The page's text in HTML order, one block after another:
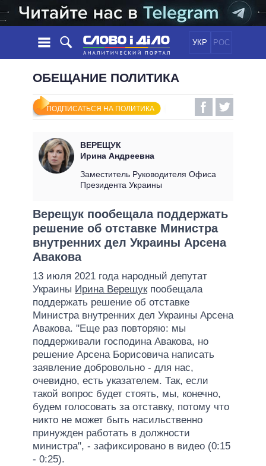
УКР РОС
НОВОСТИ
ЛЕНТА
СОБЫТИЯ
СТАТЬИ
МНЕНИЯ
ОБЗОРЫ
ДАЙДЖЕСТЫ
ПОЛИТИКА
ЭКОНОМИКА
МИР
ОБЕЩАНИЯ
ВСЕ ПОЛИТИКИ
ПРЕЗИДЕНТ И ОФИС
ВЕРХОВНАЯ РАДА
ГЛАВЫ ОБЛАДМИНИСТРАЦИЙ
МЭРЫ
ВСЕ ПЕРСОНЫ
ИНФОГРАФИКА
ВИДЕО
СРАВНЕНИЕ ПОЛИТИКОВ
ОБЕЩАНИЕ ПОЛИТИКА
ПОДПИСАТЬСЯ НА ПОЛИТИКА
ВЕРЕЩУК
Ирина Андреевна
Заместитель Руководителя Офиса
Президента Украины
Верещук пообещала поддержать
решение об отставке Министра
внутренних дел Украины Арсена
Авакова
13 июля 2021 года народный депутат
Украины Ирина Верещукпообещала
поддержать решение об отставке
Министра внутренних дел Украины Арсена
Авакова. "Еще раз повторяю: мы
поддерживали господина Авакова, но
решение Арсена Борисовича написать
заявление добровольно - для нас,
очевидно, есть указателем. Так, если
такой вопрос будет стоять, мы, конечно,
будем голосовать за отставку, потому что
никто не может быть насильственно
принужден работать в должности
министра", - зафиксировано в видео (0:15
- 0:25).